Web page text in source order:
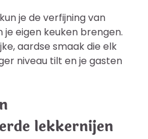
je de verfijning van
eigen keuken brengen.
aardse smaak die elk
niveau tilt en je gasten
lekkernijen